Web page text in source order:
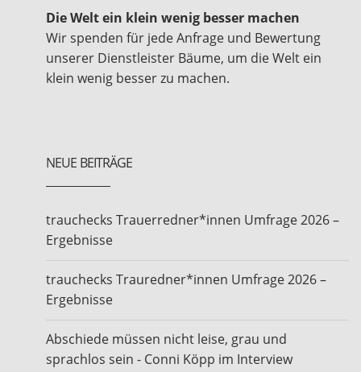
Die Welt ein klein wenig besser machen
Wir spenden für jede Anfrage und Bewertung
unserer Dienstleister Bäume, um die Welt ein
klein wenig besser zu machen.
NEUE BEITRÄGE
trauchecks Trauerredner*innen Umfrage 2026 –
Ergebnisse
trauchecks Trauredner*innen Umfrage 2026 –
Ergebnisse
Abschiede müssen nicht leise, grau und
sprachlos sein - Conni Köpp im Interview